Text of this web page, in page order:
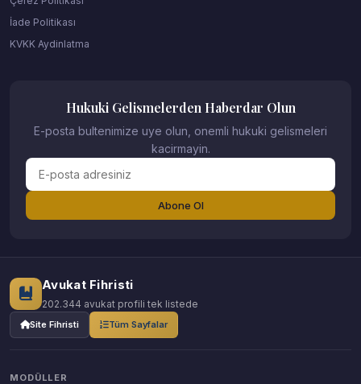
İade Politikası
KVKK Aydinlatma
Hukuki Gelismelerden Haberdar Olun
E-posta bultenimize uye olun, onemli hukuki gelismeleri
kacirmayin.
Abone Ol
Avukat Fihristi
202.344 avukat profili tek listede
Site Fihristi Tüm Sayfalar
MODÜLLER